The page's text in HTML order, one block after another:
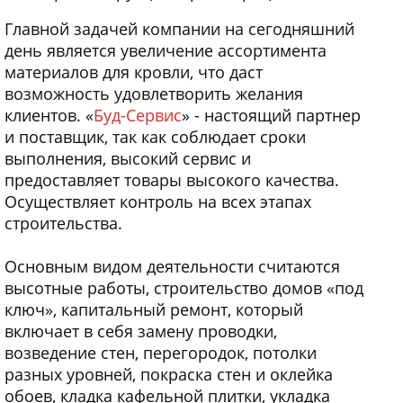
Главной задачей компании на сегодняшний
день является увеличение ассортимента
материалов для кровли, что даст
возможность удовлетворить желания
клиентов. «Буд-Сервис» - настоящий партнер
и поставщик, так как соблюдает сроки
выполнения, высокий сервис и
предоставляет товары высокого качества.
Осуществляет контроль на всех этапах
строительства.
Основным видом деятельности считаются
высотные работы, строительство домов «под
ключ», капитальный ремонт, который
включает в себя замену проводки,
возведение стен, перегородок, потолки
разных уровней, покраска стен и оклейка
обоев, кладка кафельной плитки, укладка